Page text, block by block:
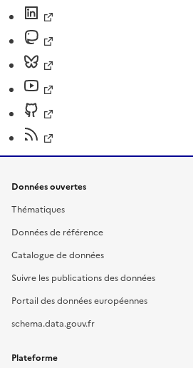
Données ouvertes
Thématiques
Données de référence
Catalogue de données
Suivre les publications des données
Portail des données européennes
schema.data.gouv.fr
Plateforme